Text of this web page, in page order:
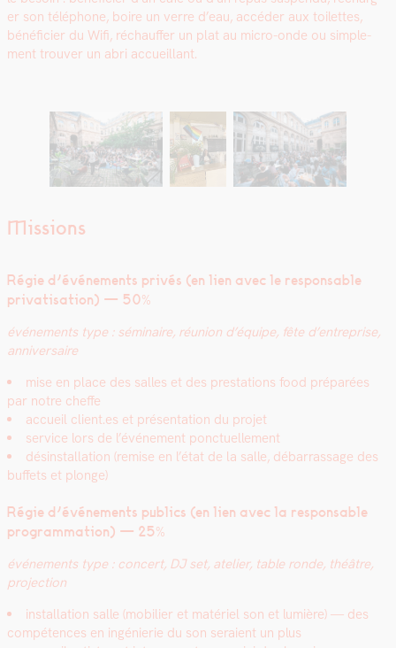
er son télé­phone, boire un verre d’eau, accéder aux toi­lettes,
béné­fici­er du Wifi, réchauf­fer un plat au micro-onde ou sim­ple­
ment trou­ver un abri accueil­lant.
Missions
Régie d’événements privés (en lien avec le respon­s­able
pri­vati­sa­tion) — 50%
événe­ments type : sémi­naire, réu­nion d’équipe, fête d’entreprise,
anniver­saire
mise en place des salles et des presta­tions food pré­parées
par notre cheffe
accueil client.es et présen­ta­tion du pro­jet
ser­vice lors de l’événe­ment ponctuelle­ment
désin­stal­la­tion (remise en l’état de la salle, débar­ras­sage des
buf­fets et plonge)
Régie d’événe­ments publics (en lien avec la respon­s­able
pro­gram­ma­tion) — 25%
événe­ments type : con­cert, DJ set, ate­lier, table ronde, théâtre,
pro­jec­tion
instal­la­tion salle (mobili­er et matériel son et lumière) — des
com­pé­tences en ingénierie du son seraient un plus